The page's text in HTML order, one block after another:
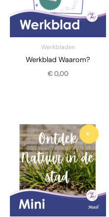
Werkbladen
Werkblad Waarom?
€0,00